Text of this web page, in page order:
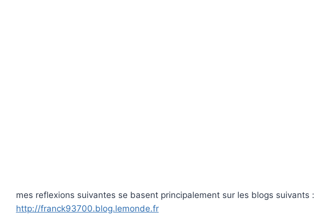
mes reflexions suivantes se basent principalement sur les blogs suivants :
http://franck93700.blog.lemonde.fr